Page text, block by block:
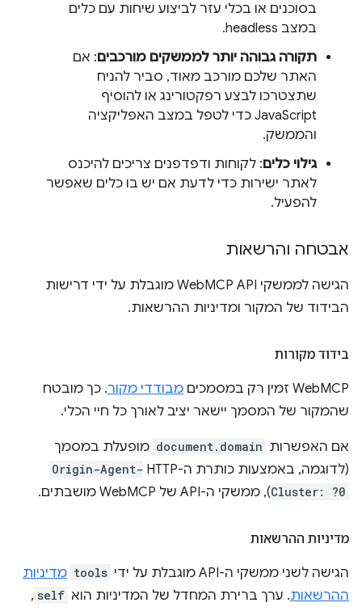
בסוכנים או בכלי עזר לביצוע שיחות עם כלים
במצב headless.
תקורה גבוהה יותר לממשקים מורכבים: אם
האתר שלכם מורכב מאוד, סביר להניח
שתצטרכו לבצע רפקטורינג או להוסיף
JavaScript כדי לטפל במצב האפליקציה
והממשק.
גילוי כלים: לקוחות ודפדפנים צריכים להיכנס
לאתר ישירות כדי לדעת אם יש בו כלים שאפשר
להפעיל.
אבטחה והרשאות
הגישה לממשקי WebMCP API מוגבלת על ידי דרישות
הבידוד של המקור ומדיניות ההרשאות.
בידוד מקורות
‫WebMCP זמין רק במסמכים מבודדי מקור. כך מובטח
שהמקור של המסמך יישאר יציב לאורך כל חיי הכלי.
אם האפשרות document.domain מופעלת במסמך
(לדוגמה, באמצעות כותרת ה-HTTP‏
Origin-Agent-
Cluster: ?0), ממשקי ה-API של WebMCP מושבתים.
מדיניות ההרשאות
הגישה לשני ממשקי ה-API מוגבלת על ידי tools מדיניות
ההרשאות. ערך ברירת המחדל של המדיניות הוא self
,